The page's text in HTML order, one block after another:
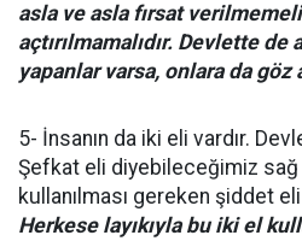
asla ve asla fırsat
açtırılmamalıdır. Devlette de
yapanlar varsa, onlara da göz
5- İnsanın da iki eli vardır.
Şefkat eli diyebileceğimiz
kullanılması gereken şiddet
Herkese layıkıyla bu iki el